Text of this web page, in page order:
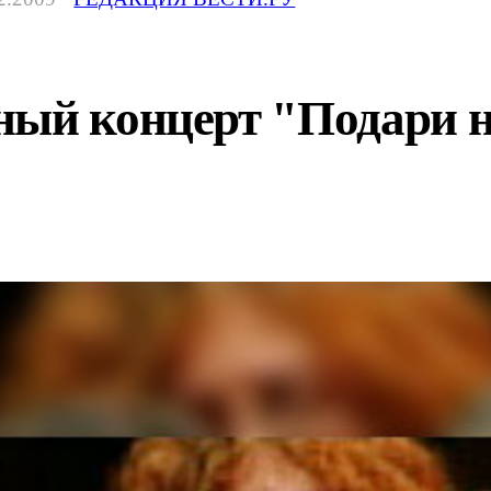
концерт "Подари